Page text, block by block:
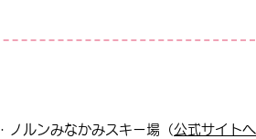
・ノルンみなかみスキー場（公式サイトへ